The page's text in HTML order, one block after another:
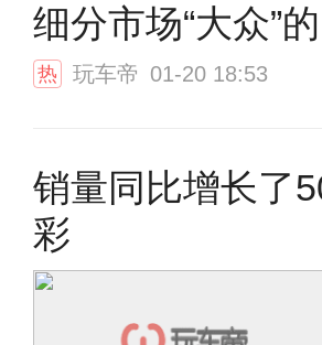
细分市场“大众”的
热 玩车帝 01-20 18:53
销量同比增长了50.1% 红旗品牌冠军实力
彩